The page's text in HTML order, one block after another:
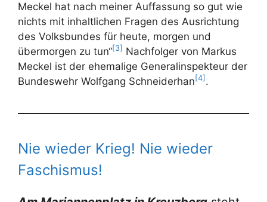
Meckel hat nach meiner Auffassung so gut wie
nichts mit inhaltlichen Fragen des Ausrichtung
des Volksbundes für heute, morgen und
übermorgen zu tun“[3] Nachfolger von Markus
Meckel ist der ehemalige Generalinspekteur der
Bundeswehr Wolfgang Schneiderhan [4] .
Nie wieder Krieg! Nie wieder
Faschismus!